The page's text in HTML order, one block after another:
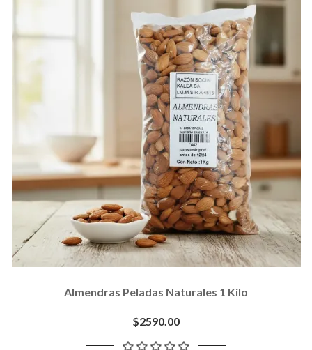
Almendras Peladas Naturales 1 Kilo
$2590.00